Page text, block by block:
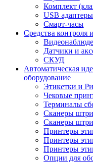
Комплект
USB адаптеры
Смарт-часы
Средства контроля
Датчики и
СКУД
Автоматическая
оборудование
Этикетки и
Чековые
Терминалы
Сканеры
Сканеры
Принтеры
Принтеры
Принтеры
Опции для